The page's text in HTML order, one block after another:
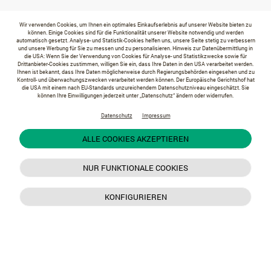
Wir verwenden Cookies, um Ihnen ein optimales Einkaufserlebnis auf unserer Website bieten zu
können. Einige Cookies sind für die Funktionalität unserer Website notwendig und werden
automatisch gesetzt. Analyse- und Statistik-Cookies helfen uns, unsere Seite stetig zu verbessern
und unsere Werbung für Sie zu messen und zu personalisieren. Hinweis zur Datenübermittlung in
die USA: Wenn Sie der Verwendung von Cookies für Analyse- und Statistikzwecke sowie für
Drittanbieter-Cookies zustimmen, willigen Sie ein, dass Ihre Daten in den USA verarbeitet werden.
Ihnen ist bekannt, dass Ihre Daten möglicherweise durch Regierungsbehörden eingesehen und zu
Kontroll- und überwachungszwecken verarbeitet werden können. Der Europäische Gerichtshof hat
die USA mit einem nach EU-Standards unzureichendem Datenschutzniveau eingeschätzt. Sie
können Ihre Einwilligungen jederzeit unter „Datenschutz“ ändern oder widerrufen.
Datenschutz Impressum
ALLE COOKIES AKZEPTIEREN
NUR FUNKTIONALE COOKIES
KONFIGURIEREN